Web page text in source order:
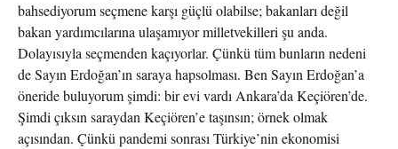
bahsediyorum seçmene karşı güçlü olabilse; bakanları değil
bakan yardımcılarına ulaşamıyor milletvekilleri şu anda.
Dolayısıyla seçmenden kaçıyorlar. Çünkü tüm bunların nedeni
de Sayın Erdoğan’ın saraya hapsolması. Ben Sayın Erdoğan’a
öneride buluyorum şimdi: bir evi vardı Ankara’da Keçiören’de.
Şimdi çıksın saraydan Keçiören’e taşınsın; örnek olmak
açısından. Çünkü pandemi sonrası Türkiye’nin ekonomisi